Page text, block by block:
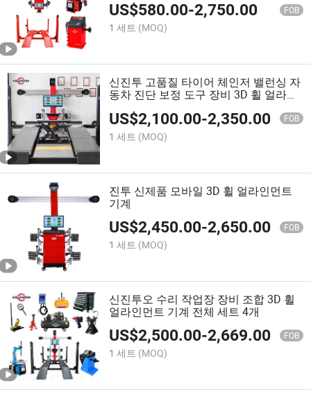
US$580.00-2,750.00 FOB
1 세트 (MOQ)
신진투 고품질 타이어 체인저 밸런싱 자
동차 진단 보정 도구 장비 3D 휠 얼라인
US$2,100.00-2,350.00 FOB
1 세트 (MOQ)
진투 신제품 모바일 3D 휠 얼라인먼트
기계
US$2,450.00-2,650.00 FOB
1 세트 (MOQ)
신진투오 수리 작업장 장비 조합 3D 휠
얼라인먼트 기계 전체 세트 4개
US$2,500.00-2,669.00 FOB
1 세트 (MOQ)